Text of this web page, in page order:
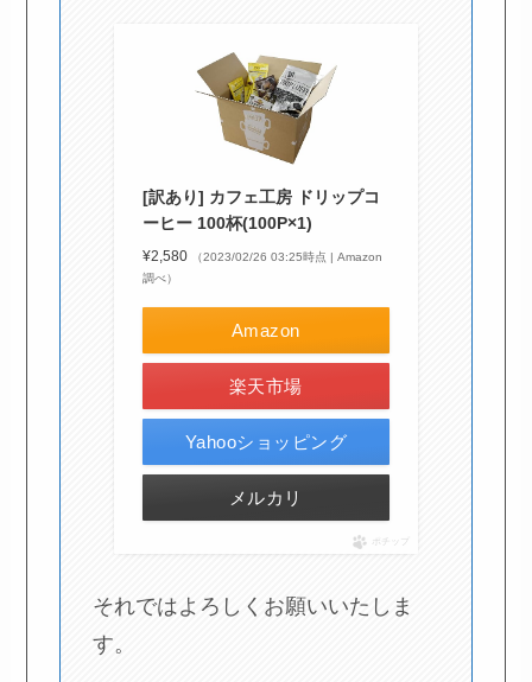
[訳あり] カフェ工房 ドリップコ
ーヒー 100杯(100P×1)
¥2,580
（2023/02/26 03:25時点 | Amazon
調べ）
Amazon
楽天市場
Yahooショッピング
メルカリ
ポチップ
それではよろしくお願いいたしま
す。